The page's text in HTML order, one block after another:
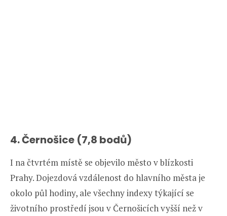
4. Černošice (7,8 bodů)
I na čtvrtém místě se objevilo město v blízkosti
Prahy. Dojezdová vzdálenost do hlavního města je
okolo půl hodiny, ale všechny indexy týkající se
životního prostředí jsou v Černošicích vyšší než v